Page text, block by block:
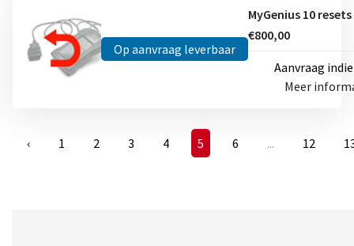
Op aanvraag leverbaar
€800,00
Aanvraag
Meer
‹ 1 2 3 4 5 6 ... 12